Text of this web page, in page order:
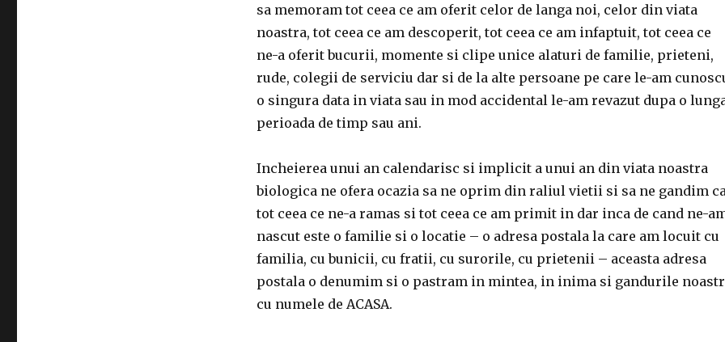
sa memoram tot ceea ce am oferit celor de langa noi, celor din viata
noastra, tot ceea ce am descoperit, tot ceea ce am infaptuit, tot ceea ce
ne-a oferit bucurii, momente si clipe unice alaturi de familie, prieteni,
rude, colegii de serviciu dar si de la alte persoane pe care le-am
o singura data in viata sau in mod accidental le-am revazut dupa o
perioada de timp sau ani.
Incheierea unui an calendarisc si implicit a unui an din viata noastra
biologica ne ofera ocazia sa ne oprim din raliul vietii si sa ne gandim
tot ceea ce ne-a ramas si tot ceea ce am primit in dar inca de cand ne-
nascut este o familie si o locatie – o adresa postala la care am locuit cu
familia, cu bunicii, cu fratii, cu surorile, cu prietenii – aceasta adresa
postala o denumim si o pastram in mintea, in inima si gandurile
cu numele de ACASA.